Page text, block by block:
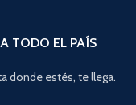
TODO EL PAÍS
donde estés, te llega.